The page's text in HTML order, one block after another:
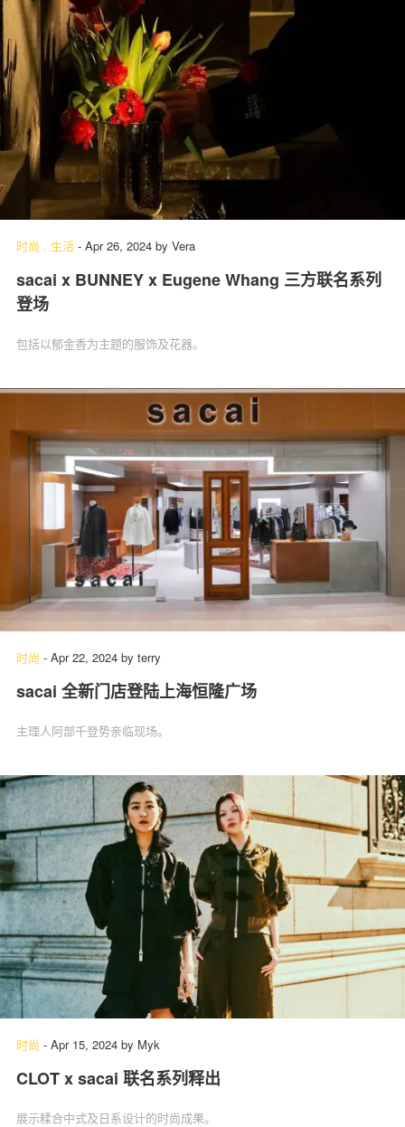
时尚 . 生活 - Apr 26, 2024 by Vera
sacai x BUNNEY x Eugene Whang 三方联名系列
登场
包括以郁金香为主题的服饰及花器。
时尚 - Apr 22, 2024 by terry
sacai 全新门店登陆上海恒隆广场
主理人阿部千登势亲临现场。
时尚 - Apr 15, 2024 by Myk
CLOT x sacai 联名系列释出
展示糅合中式及日系设计的时尚成果。